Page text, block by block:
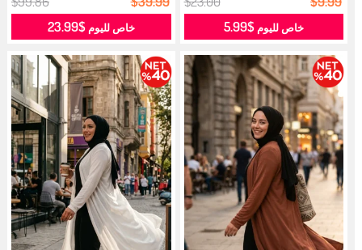
خاص لليوم$5.99 خاص لليوم$23.99